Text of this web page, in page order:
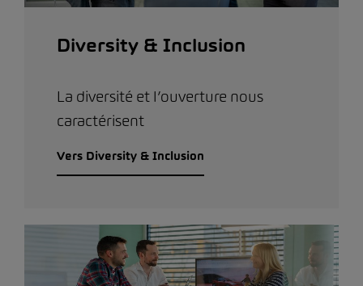
Diversity & Inclusion
La diversité et l’ouverture nous
caractérisent
Vers Diversity & Inclusion